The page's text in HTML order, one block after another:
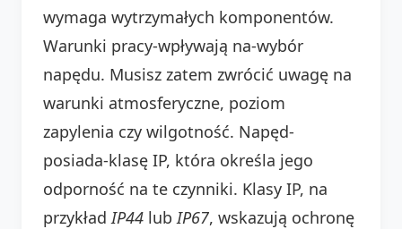
wymaga wytrzymałych komponentów.
Warunki pracy-wpływają na-wybór
napędu. Musisz zatem zwrócić uwagę na
warunki atmosferyczne, poziom
zapylenia czy wilgotność. Napęd-
posiada-klasę IP, która określa jego
odporność na te czynniki. Klasy IP, na
przykład IP44 lub IP67, wskazują ochronę